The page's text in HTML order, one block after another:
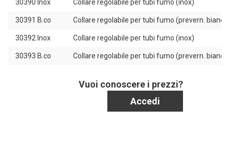
30390 Inox Collare regolabile per tubi fumo (inox)
30391 B.co Collare regolabile per tubi fumo (prevern.
30392 Inox Collare regolabile per tubi fumo (inox)
30393 B.co Collare regolabile per tubi fumo (prevern.
Vuoi conoscere i prezzi?
Accedi